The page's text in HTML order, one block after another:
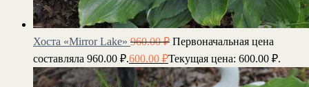
Хоста «Mirror Lake» 960.00₽ Первоначальная цена
составляла 960.00 ₽.600.00 ₽Текущая цена: 600.00 ₽.